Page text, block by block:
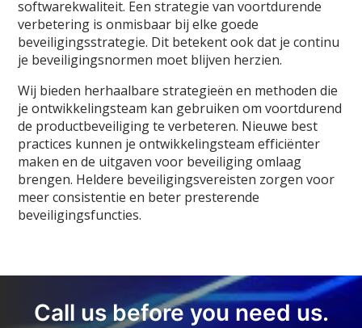
softwarekwaliteit. Een strategie van voortdurende
verbetering is onmisbaar bij elke goede
beveiligingsstrategie. Dit betekent ook dat je continu
je beveiligingsnormen moet blijven herzien.
Wij bieden herhaalbare strategieën en methoden die
je ontwikkelingsteam kan gebruiken om voortdurend
de productbeveiliging te verbeteren. Nieuwe best
practices kunnen je ontwikkelingsteam efficiënter
maken en de uitgaven voor beveiliging omlaag
brengen. Heldere beveiligingsvereisten zorgen voor
meer consistentie en beter presterende
beveiligingsfuncties.
Call us before you need us.